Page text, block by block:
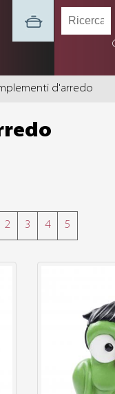
d'arredo
2 3 4 5